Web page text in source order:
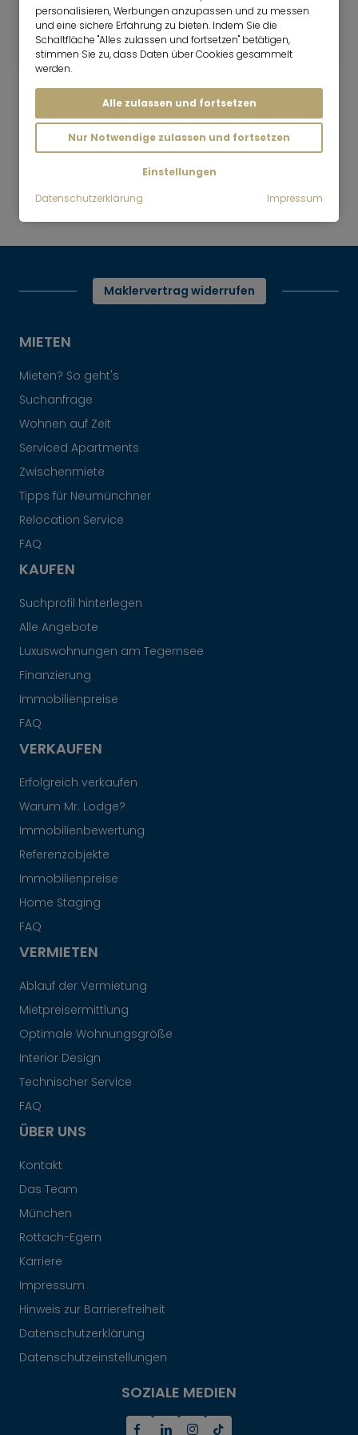
2 Zimmer
60 m²
Herrsching am Ammersee
€/Monat
Mr. Lodge | Suchen.Finden.Leben.
Schön möblierte und sonnige
nach oben
Maklervertrag widerrufen
MIETEN
Mieten? So geht's
Suchanfrage
Wohnen auf Zeit
Serviced Apartments
Zwischenmiete
Tipps für Neumünchner
Relocation Service
FAQ
KAUFEN
Suchprofil hinterlegen
Alle Angebote
Luxuswohnungen am Tegernsee
Finanzierung
Immobilienpreise
FAQ
VERKAUFEN
Erfolgreich verkaufen
Warum Mr. Lodge?
Immobilienbewertung
Referenzobjekte
Immobilienpreise
Home Staging
FAQ
VERMIETEN
Ablauf der Vermietung
Mietpreisermittlung
Optimale Wohnungsgröße
Interior Design
Technischer Service
FAQ
ÜBER UNS
Kontakt
Das Team
München
Rottach-Egern
Karriere
Impressum
Hinweis zur Barrierefreiheit
Datenschutzerklärung
Datenschutzeinstellungen
SOZIALE MEDIEN
personalisieren, Werbungen anzupassen und zu messen
und eine sichere Erfahrung zu bieten. Indem Sie die
Schaltfläche "Alles zulassen und fortsetzen" betätigen,
stimmen Sie zu, dass Daten über Cookies gesammelt
werden.
Alle zulassen und fortsetzen
Nur Notwendige zulassen und fortsetzen
Einstellungen
Datenschutzerklärung
Impressum